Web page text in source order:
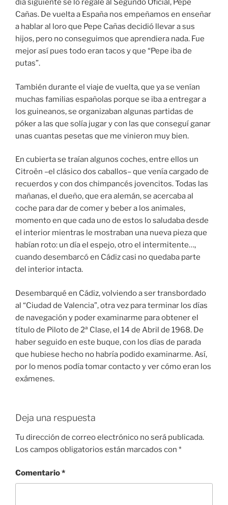
día siguiente se lo regalé al Segundo Oficial, Pepe
Cañas. De vuelta a España nos empeñamos en enseñar
a hablar al loro que Pepe Cañas decidió llevar a sus
hijos, pero no conseguimos que aprendiera nada. Fue
mejor así pues todo eran tacos y que “Pepe iba de
putas”.
También durante el viaje de vuelta, que ya se venían
muchas familias españolas porque se iba a entregar a
los guineanos, se organizaban algunas partidas de
póker a las que solía jugar y con las que conseguí ganar
unas cuantas pesetas que me vinieron muy bien.
En cubierta se traían algunos coches, entre ellos un
Citroën –el clásico dos caballos– que venía cargado de
recuerdos y con dos chimpancés jovencitos. Todas las
mañanas, el dueño, que era alemán, se acercaba al
coche para dar de comer y beber a los animales,
momento en que cada uno de estos lo saludaba desde
el interior mientras le mostraban una nueva pieza que
habían roto: un día el espejo, otro el intermitente…,
cuando desembarcó en Cádiz casi no quedaba parte
del interior intacta.
Desembarqué en Cádiz, volviendo a ser transbordado
al “Ciudad de Valencia”, otra vez para terminar los días
de navegación y poder examinarme para obtener el
título de Piloto de 2ª Clase, el 14 de Abril de 1968. De
haber seguido en este buque, con los días de parada
que hubiese hecho no habría podido examinarme. Así,
por lo menos podía tomar contacto y ver cómo eran los
exámenes.
Deja una respuesta
Tu dirección de correo electrónico no será publicada.
Los campos obligatorios están marcados con *
Comentario*